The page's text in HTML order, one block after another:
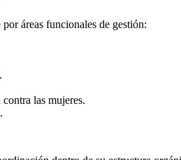
áreas funcionales de gestión:
las mujeres.